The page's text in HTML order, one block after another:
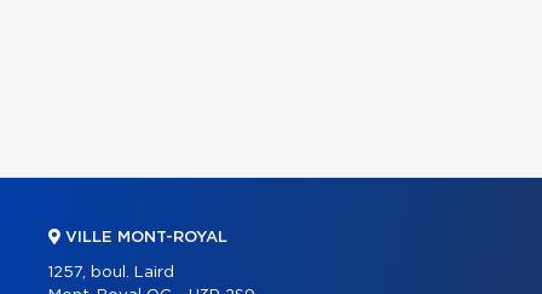
VILLE MONT-ROYAL
1257, boul. Laird